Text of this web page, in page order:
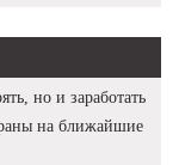
но и заработать
на ближайшие